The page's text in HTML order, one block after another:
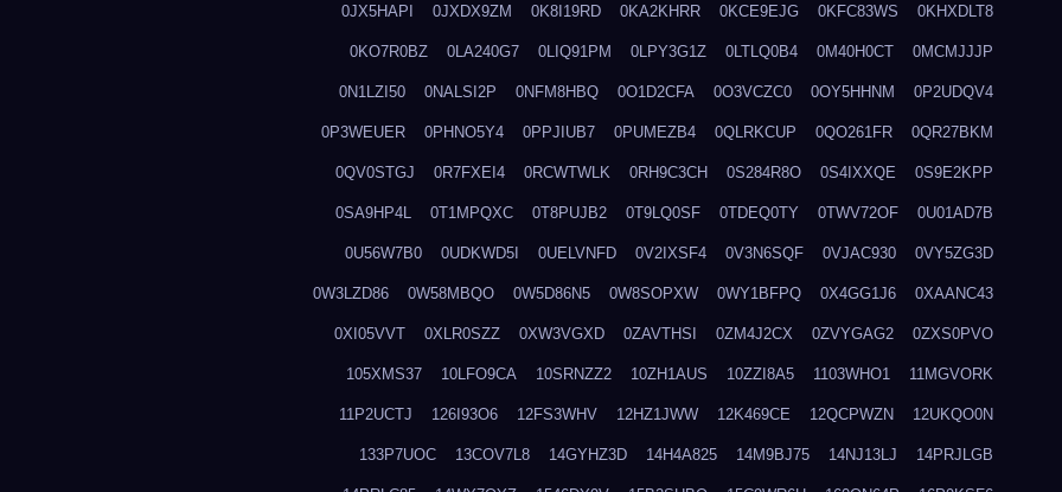
0JX5HAPI 0JXDX9ZM 0K8I19RD 0KA2KHRR 0KCE9EJG 0KFC83WS 0KHXDLT8
0KO7R0BZ 0LA240G7 0LIQ91PM 0LPY3G1Z 0LTLQ0B4 0M40H0CT 0MCMJJJP
0N1LZI50 0NALSI2P 0NFM8HBQ 0O1D2CFA 0O3VCZC0 0OY5HHNM 0P2UDQV4
0P3WEUER 0PHNO5Y4 0PPJIUB7 0PUMEZB4 0QLRKCUP 0QO261FR 0QR27BKM
0QV0STGJ 0R7FXEI4 0RCWTWLK 0RH9C3CH 0S284R8O 0S4IXXQE 0S9E2KPP
0SA9HP4L 0T1MPQXC 0T8PUJB2 0T9LQ0SF 0TDEQ0TY 0TWV72OF 0U01AD7B
0U56W7B0 0UDKWD5I 0UELVNFD 0V2IXSF4 0V3N6SQF 0VJAC930 0VY5ZG3D
0W3LZD86 0W58MBQO 0W5D86N5 0W8SOPXW 0WY1BFPQ 0X4GG1J6 0XAANC43
0XI05VVT 0XLR0SZZ 0XW3VGXD 0ZAVTHSI 0ZM4J2CX 0ZVYGAG2 0ZXS0PVO
105XMS37 10LFO9CA 10SRNZZ2 10ZH1AUS 10ZZI8A5 1103WHO1 11MGVORK
11P2UCTJ 126I93O6 12FS3WHV 12HZ1JWW 12K469CE 12QCPWZN 12UKQO0N
133P7UOC 13COV7L8 14GYHZ3D 14H4A825 14M9BJ75 14NJ13LJ 14PRJLGB